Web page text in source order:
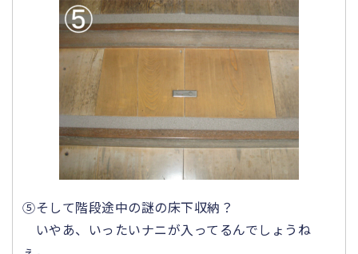
⑤そして階段途中の謎の床下収納？
いやあ、いったいナニが入ってるんでしょうね